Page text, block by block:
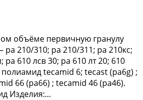
объёме первичную гранулу
210/310; pa 210/311; pa 210кс;
pa 610 лсв 30; pa 610 лт 20; 610
tecamid 6; tecast (pa6g) ;
66 (pa66) ; tecamid 46 (pa46).
Изделия:...